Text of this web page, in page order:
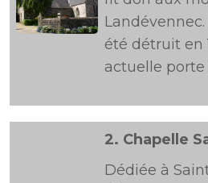
été détruit en
actuelle porte
2. Chapelle
Dédiée à